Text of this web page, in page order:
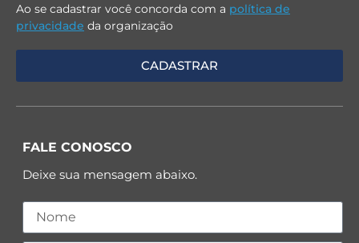
Ao se cadastrar você concorda com a política de
privacidade da organização
FALE CONOSCO
Deixe sua mensagem abaixo.